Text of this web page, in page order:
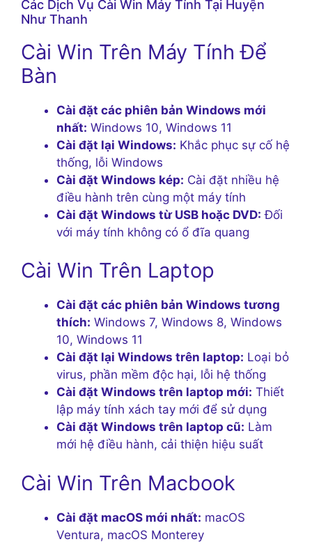
Các Dịch Vụ Cài Win Máy Tính Tại Huyện
Như Thanh
Cài Win Trên Máy Tính Để
Bàn
Cài đặt các phiên bản Windows mới
nhất: Windows 10, Windows 11
Cài đặt lại Windows: Khắc phục sự cố hệ
thống, lỗi Windows
Cài đặt Windows kép: Cài đặt nhiều hệ
điều hành trên cùng một máy tính
Cài đặt Windows từ USB hoặc DVD: Đối
với máy tính không có ổ đĩa quang
Cài Win Trên Laptop
Cài đặt các phiên bản Windows tương
thích: Windows 7, Windows 8, Windows
10, Windows 11
Cài đặt lại Windows trên laptop: Loại bỏ
virus, phần mềm độc hại, lỗi hệ thống
Cài đặt Windows trên laptop mới: Thiết
lập máy tính xách tay mới để sử dụng
Cài đặt Windows trên laptop cũ: Làm
mới hệ điều hành, cải thiện hiệu suất
Cài Win Trên Macbook
Cài đặt macOS mới nhất: macOS
Ventura, macOS Monterey